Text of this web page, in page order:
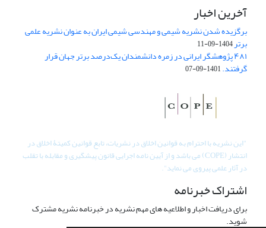
آخرین اخبار
برگزیده شدن نشریه شیمی و مهندسی شیمی ایران به عنوان نشریه علمی
برتر1404-09-11
۴۸۱ پژوهشگر ایرانی در زمره دانشمندان یک‌درصد برتر جهان قرار
گرفتند.1401-09-07
"این نشریه با احترام به قوانین اخلاق در نشریات، تابع قوانین کمیتۀ اخلاق در
انتشار (COPE) می باشد و از آیین نامه اجرایی قانون پیشگیری و مقابله با تقلب
در آثار علمی پیروی می نماید".
اشتراک خبرنامه
برای دریافت اخبار و اطلاعیه های مهم نشریه در خبرنامه نشریه مشترک
شوید.